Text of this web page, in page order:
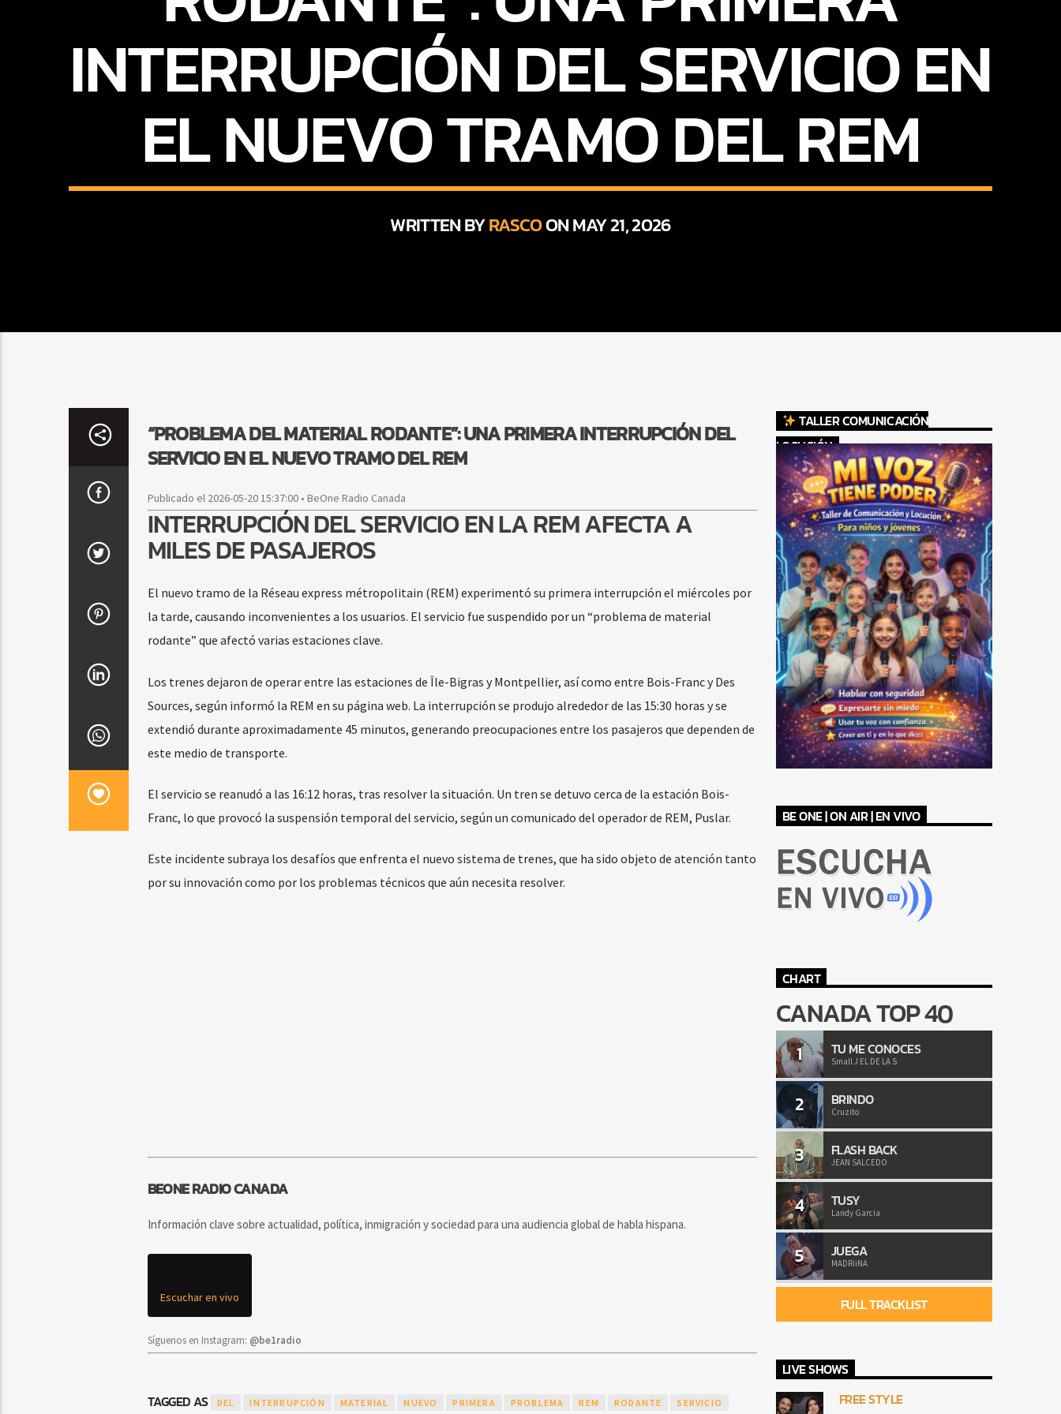
INTERRUPCIÓN DEL SERVICIO EN
EL NUEVO TRAMO DEL REM
WRITTEN BYRASCOON MAY 21, 2026
“PROBLEMA DEL MATERIAL RODANTE”: UNA PRIMERA INTERRUPCIÓN DEL
SERVICIO EN EL NUEVO TRAMO DEL REM
Publicado el 2026-05-20 15:37:00 • BeOne Radio Canada
INTERRUPCIÓN DEL SERVICIO EN LA REM AFECTA A
MILES DE PASAJEROS
El nuevo tramo de la Réseau express métropolitain (REM) experimentó su primera interrupción el miércoles por
la tarde, causando inconvenientes a los usuarios. El servicio fue suspendido por un “problema de material
rodante” que afectó varias estaciones clave.
Los trenes dejaron de operar entre las estaciones de Île-Bigras y Montpellier, así como entre Bois-Franc y Des
Sources, según informó la REM en su página web. La interrupción se produjo alrededor de las 15:30 horas y se
extendió durante aproximadamente 45 minutos, generando preocupaciones entre los pasajeros que dependen de
este medio de transporte.
El servicio se reanudó a las 16:12 horas, tras resolver la situación. Un tren se detuvo cerca de la estación Bois-
Franc, lo que provocó la suspensión temporal del servicio, según un comunicado del operador de REM, Puslar.
Este incidente subraya los desafíos que enfrenta el nuevo sistema de trenes, que ha sido objeto de atención tanto
por su innovación como por los problemas técnicos que aún necesita resolver.
BEONE RADIO CANADA
Información clave sobre actualidad, política, inmigración y sociedad para una audiencia global de habla hispana.
Escuchar en vivo
Síguenos en Instagram: @be1radio
TAGGED AS DEL INTERRUPCIÓN MATERIAL NUEVO PRIMERA PROBLEMA REM RODANTE SERVICIO
TALLER COMUNICACIÓN
LOCUCIÓN
BE ONE | ON AIR | EN VIVO
CHART
CANADA TOP 40
1 TU ME CONOCES
Small J EL DE LA S
2 BRINDO
Cruzito
3 FLASH BACK
JEAN SALCEDO
4 TUSY
Landy Garcia
5 JUEGA
MADRiiNA
FULL TRACKLIST
LIVE SHOWS
FREE STYLE